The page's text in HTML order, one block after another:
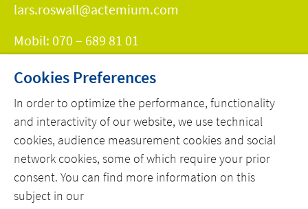
lars.roswall@actemium.com
Mobil: 070 – 689 81 01
Cookies Preferences
In order to optimize the performance, functionality
and interactivity of our website, we use technical
cookies, audience measurement cookies and social
network cookies, some of which require your prior
consent. You can find more information on this
subject in our